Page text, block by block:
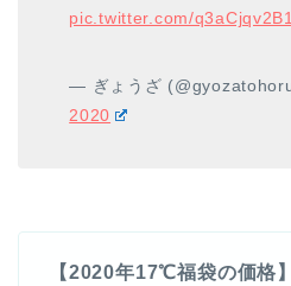
pic.twitter.com/q3aCjqv2B1
— ぎょうざ
2020
【2020年17℃福袋の価格】